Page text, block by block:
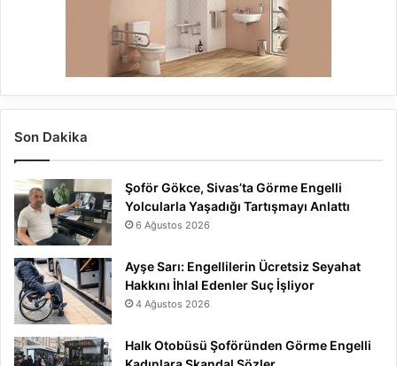
Son Dakika
Şoför Gökce, Sivas’ta Görme Engelli
Yolcularla Yaşadığı Tartışmayı Anlattı
6 Ağustos 2026
Ayşe Sarı: Engellilerin Ücretsiz Seyahat
Hakkını İhlal Edenler Suç İşliyor
4 Ağustos 2026
Halk Otobüsü Şoföründen Görme Engelli